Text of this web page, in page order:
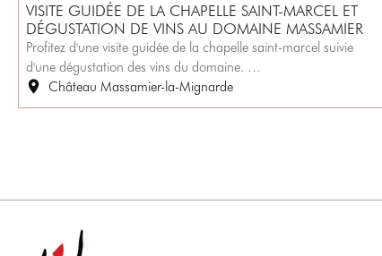
VISITE GUIDÉE DE LA CHAPELLE SAINT-MARCEL ET
DÉGUSTATION DE VINS AU DOMAINE MASSAMIER
Profitez d'une visite guidée de la chapelle saint-marcel suivie
d'une dégustation des vins du domaine. …
Château Massamier-la-Mignarde